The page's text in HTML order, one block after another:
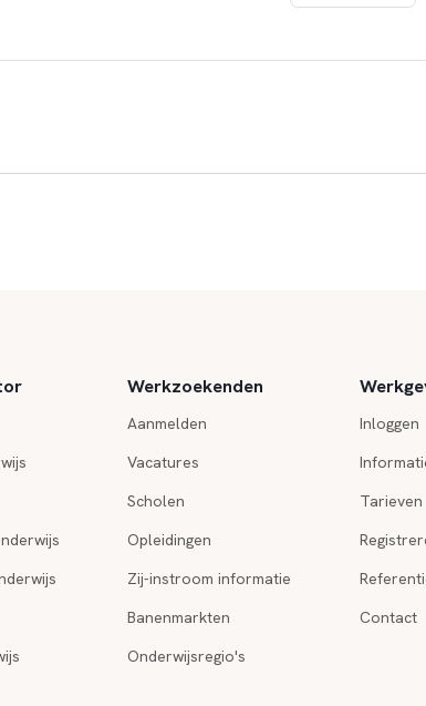
Werkzoekenden
Aanmelden
Vacatures
Scholen
Opleidingen
Zij-instroom informatie
Banenmarkten
Onderwijsregio's
Inloggen
Tarieven
Contact